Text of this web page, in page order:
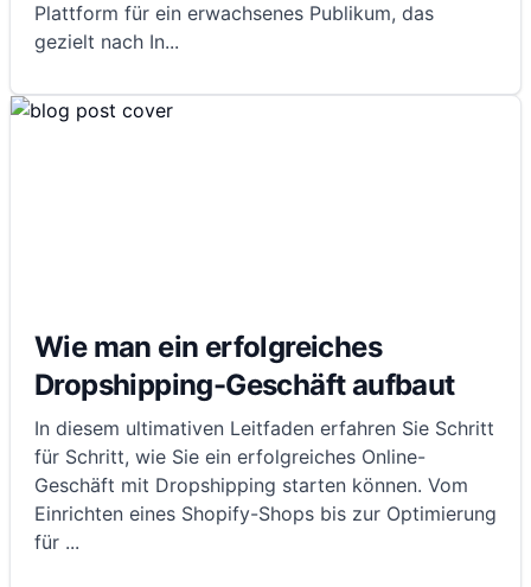
Plattform für ein erwachsenes Publikum, das
gezielt nach In...
Wie man ein erfolgreiches
Dropshipping-Geschäft aufbaut
In diesem ultimativen Leitfaden erfahren Sie Schritt
für Schritt, wie Sie ein erfolgreiches Online-
Geschäft mit Dropshipping starten können. Vom
Einrichten eines Shopify-Shops bis zur Optimierung
für ...